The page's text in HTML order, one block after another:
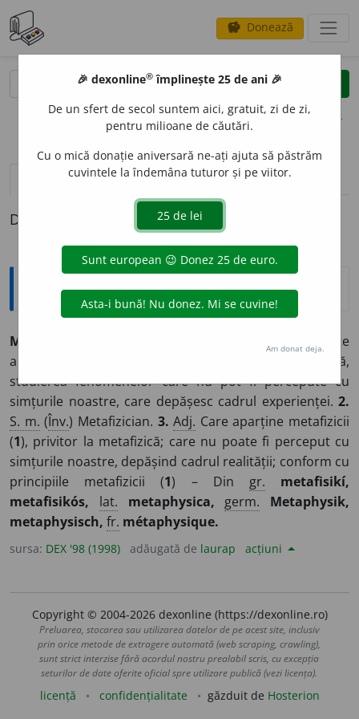
savings Donează
clear
opțiuni
definiții (1) pronunțievolume_up (4)
Definiția cu ID-ul 18693:
Explicative DEX
METAF
Parte
a filozofiei având drept obiect cunoașterea absolută,
studierea fenomenelor care nu pot fi percepute cu
simțurile noastre, care depășesc cadrul experienței. 2.
S. m. (Înv.) Metafizician. 3. Adj. Care aparține metafizicii
(1), privitor la metafizică; care nu poate fi perceput cu
simțurile noastre, depășind cadrul realității; conform cu
principiile metafizicii (1) – Din gr.
metafisikí,
metafisikós,
lat. metaphysica, germ.
Metaphysik,
metaphysisch, fr. métaphysique.
sursa: DEX '98 (1998) adăugată de laurap acțiuni
Copyright © 2004-2026 dexonline (https://dexonline.ro)
Preluarea, stocarea sau utilizarea datelor de pe acest site, inclusiv
prin orice metode de extragere automată (web scraping, crawling),
sunt strict interzise fără acordul nostru prealabil scris, cu excepția
seturilor de date oferite oficial spre utilizare publică (vezi licența).
licență confidențialitate găzduit de Hosterion
🎉 dexonline® împlinește 25 de ani 🎉
De un sfert de secol suntem aici, gratuit, zi de zi,
pentru milioane de căutări.
Cu o mică donație aniversară ne-ați ajuta să păstrăm
cuvintele la îndemâna tuturor și pe viitor.
Am donat deja.